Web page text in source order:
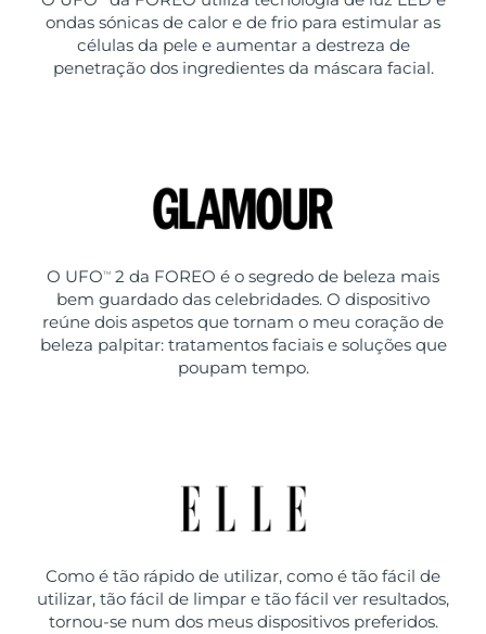
ondas sónicas de calor e de frio para estimular as
células da pele e aumentar a destreza de
penetração dos ingredientes da máscara facial.
O UFO TM
2 da FOREO é o segredo de beleza mais
bem guardado das celebridades. O dispositivo
reúne dois aspetos que tornam o meu coração de
beleza palpitar: tratamentos faciais e soluções que
poupam tempo.
Como é tão rápido de utilizar, como é tão fácil de
utilizar, tão fácil de limpar e tão fácil ver resultados,
tornou-se num dos meus dispositivos preferidos.